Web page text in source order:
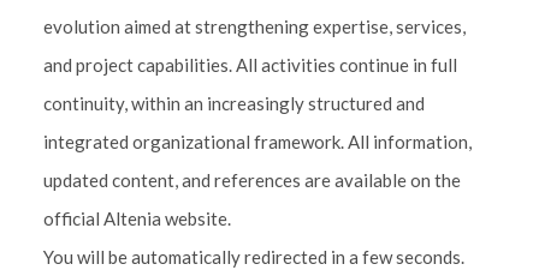
evolution aimed at strengthening expertise, services,
and project capabilities. All activities continue in full
continuity, within an increasingly structured and
integrated organizational framework. All information,
updated content, and references are available on the
official Altenia website.
You will be automatically redirected in a few seconds.